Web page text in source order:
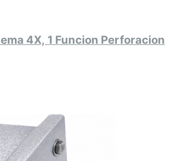
4X, 1 Funcion Perforacion